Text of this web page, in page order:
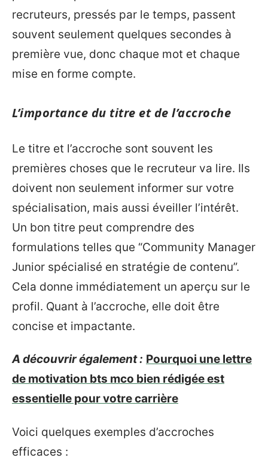
recruteurs, pressés par le temps, passent
souvent seulement quelques secondes à
première vue, donc chaque mot et chaque
mise en forme compte.
L’importance du titre et de l’accroche
Le titre et l’accroche sont souvent les
premières choses que le recruteur va lire. Ils
doivent non seulement informer sur votre
spécialisation, mais aussi éveiller l’intérêt.
Un bon titre peut comprendre des
formulations telles que “Community Manager
Junior spécialisé en stratégie de contenu”.
Cela donne immédiatement un aperçu sur le
profil. Quant à l’accroche, elle doit être
concise et impactante.
A découvrir également : Pourquoi une lettre
de motivation bts mco bien rédigée est
essentielle pour votre carrière
Voici quelques exemples d’accroches
efficaces :